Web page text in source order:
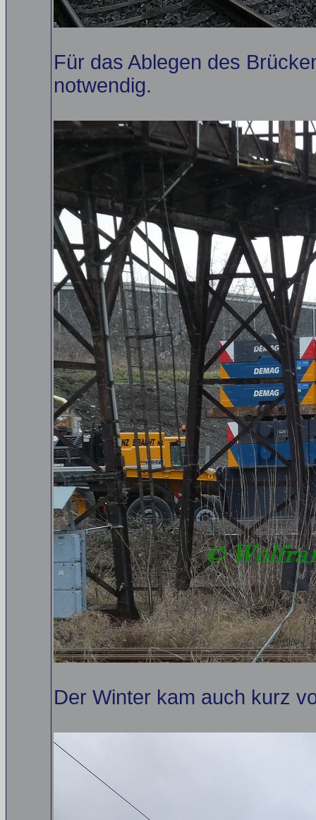
Für das Ablegen des
notwendig.
Der Winter kam auch kurz